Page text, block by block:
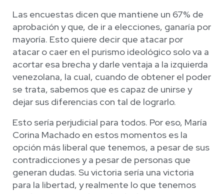
Las encuestas dicen que mantiene un 67% de
aprobación y que, de ir a elecciones, ganaría por
mayoría. Esto quiere decir que atacar por
atacar o caer en el purismo ideológico solo va a
acortar esa brecha y darle ventaja a la izquierda
venezolana, la cual, cuando de obtener el poder
se trata, sabemos que es capaz de unirse y
dejar sus diferencias con tal de lograrlo.
Esto sería perjudicial para todos. Por eso, María
Corina Machado en estos momentos es la
opción más liberal que tenemos, a pesar de sus
contradicciones y a pesar de personas que
generan dudas. Su victoria sería una victoria
para la libertad, y realmente lo que tenemos